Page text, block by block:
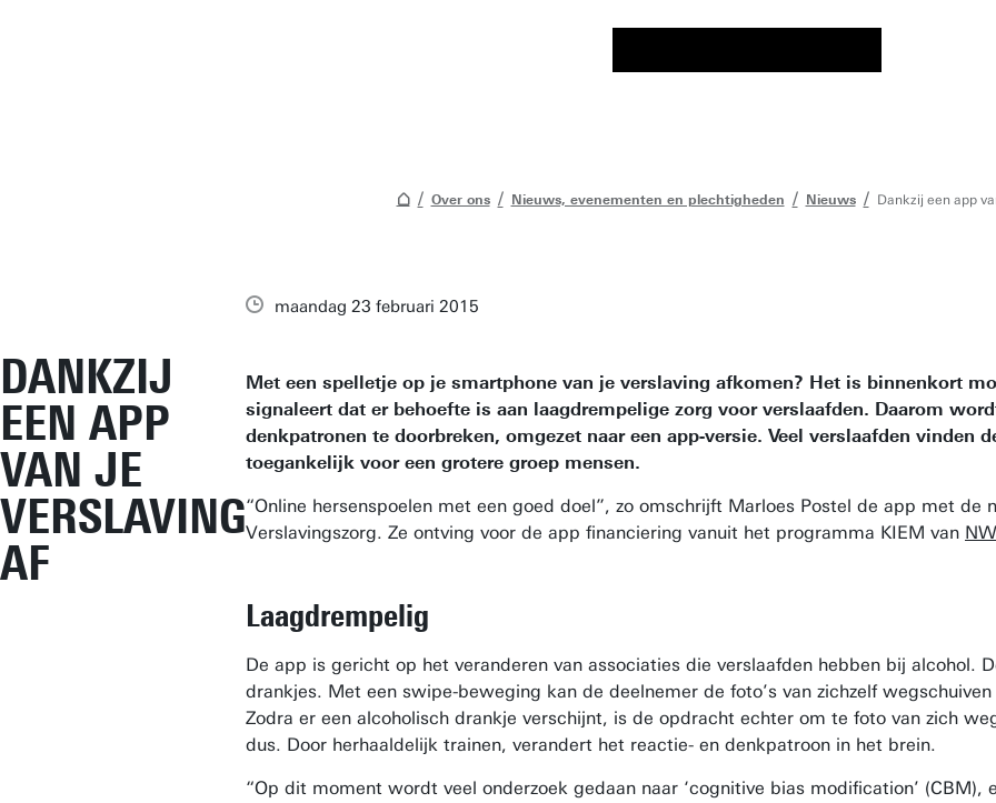
Over ons Nieuws, evenementen en plechtigheden Nieuws Dankzij een app
DANKZIJ
EEN APP
VAN JE
VERSLAVING
AF
maandag 23 februari 2015
Met een spelletje op je smartphone van je verslaving afkomen? Het is binnenkort
signaleert dat er behoefte is aan laagdrempelige zorg voor verslaafden. Daarom
denkpatronen te doorbreken, omgezet naar een app-versie. Veel verslaafden
toegankelijk voor een grotere groep mensen.
“Online hersenspoelen met een goed doel”, zo omschrijft Marloes Postel de app met
Verslavingszorg. Ze ontving voor de app financiering vanuit het programma KIEM van
Laagdrempelig
De app is gericht op het veranderen van associaties die verslaafden hebben bij alcohol.
drankjes. Met een swipe-beweging kan de deelnemer de foto’s van zichzelf
Zodra er een alcoholisch drankje verschijnt, is de opdracht echter om te foto van zich
dus. Door herhaaldelijk trainen, verandert het reactie- en denkpatroon in het brein.
“Op dit moment wordt veel onderzoek gedaan naar ‘cognitive bias modification’